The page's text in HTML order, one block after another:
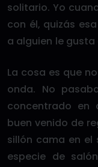
solitario. Yo
con él, quizás
a alguien le
La cosa es que
onda. No
concentrado en
buen venido de
sillón cama en el
especie de